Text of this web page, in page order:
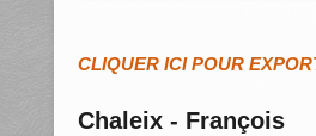
CLIQUER ICI POUR
Chaleix - François